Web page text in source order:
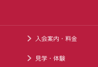
入会案内・料金
見学・体験